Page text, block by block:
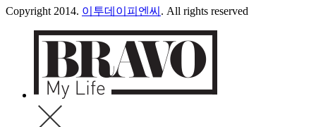
Copyright 2014. 이투데이피엔씨 . All rights reserved